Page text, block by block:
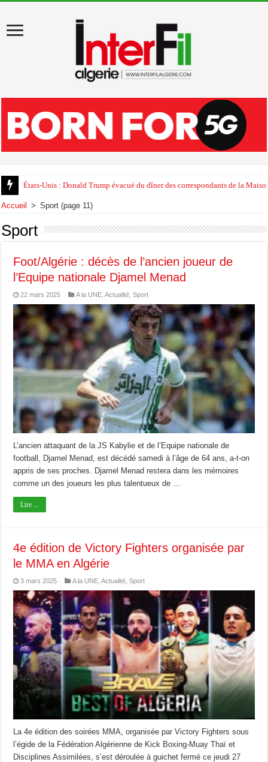
États-Unis : Donald Trump évacué du dîner des correspondants de la
Accueil > Sport (page 11)
Sport
Foot/Algérie : décès de l’ancien joueur de
l’Equipe nationale Djamel Menad
22 mars 2025 A la UNE ,Actualité ,Sport
L’ancien attaquant de la JS Kabylie et de l’Equipe nationale de
football, Djamel Menad, est décédé samedi à l’âge de 64 ans, a-t-on
appris de ses proches. Djamel Menad restera dans les mémoires
comme un des joueurs les plus talentueux de …
Lire ...
4e édition de Victory Fighters organisée par
le MMA en Algérie
3 mars 2025 A la UNE ,Actualité ,Sport
La 4e édition des soirées MMA, organisée par Victory Fighters sous
l’égide de la Fédération Algérienne de Kick Boxing-Muay Thaï et
Disciplines Assimilées, s’est déroulée à guichet fermé ce jeudi 27